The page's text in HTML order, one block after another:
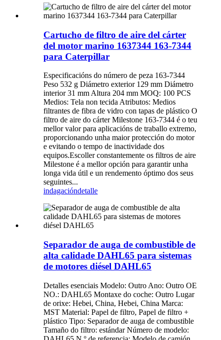
Cartucho de filtro de aire del cárter
del motor marino 1637344 163-7344
para Caterpillar
Especificacións do número de peza 163-7344
Peso 532 g Diámetro exterior 129 mm Diámetro
interior 31 mm Altura 204 mm MOQ: 100 PCS
Medios: Tela non tecida Atributos: Medios
filtrantes de fibra de vidro con tapas de plástico O
filtro de aire do cárter Milestone 163-7344 é o teu
mellor valor para aplicacións de traballo extremo,
proporcionando unha maior protección do motor
e evitando o tempo de inactividade dos
equipos.Escoller constantemente os filtros de aire
Milestone é a mellor opción para garantir unha
longa vida útil e un rendemento óptimo dos seus
seguintes...
indagacióndetalle
Separador de auga de combustible de
alta calidade DAHL65 para sistemas
de motores diésel DAHL65
Detalles esenciais Modelo: Outro Ano: Outro OE
NO.: DAHL65 Montaxe do coche: Outro Lugar
de orixe: Hebei, China, Hebei, China Marca:
MST Material: Papel de filtro, Papel de filtro +
plástico Tipo: Separador de auga de combustible
Tamaño do filtro: estándar Número de modelo: